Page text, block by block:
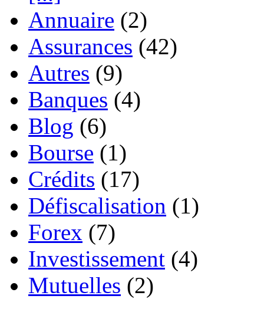
Annuaire (2)
Assurances (42)
Autres (9)
Banques (4)
Blog (6)
Bourse (1)
Crédits (17)
Défiscalisation (1)
Forex (7)
Investissement (4)
Mutuelles (2)